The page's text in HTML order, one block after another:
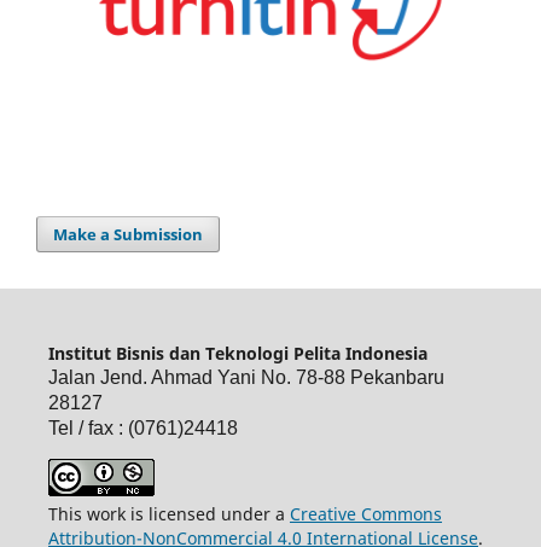
Make a Submission
Institut Bisnis dan Teknologi Pelita Indonesia
Jalan Jend. Ahmad Yani No. 78-88 Pekanbaru
28127
Tel / fax : (0761)24418
This work is licensed under a Creative Commons
Attribution-NonCommercial 4.0 International License.